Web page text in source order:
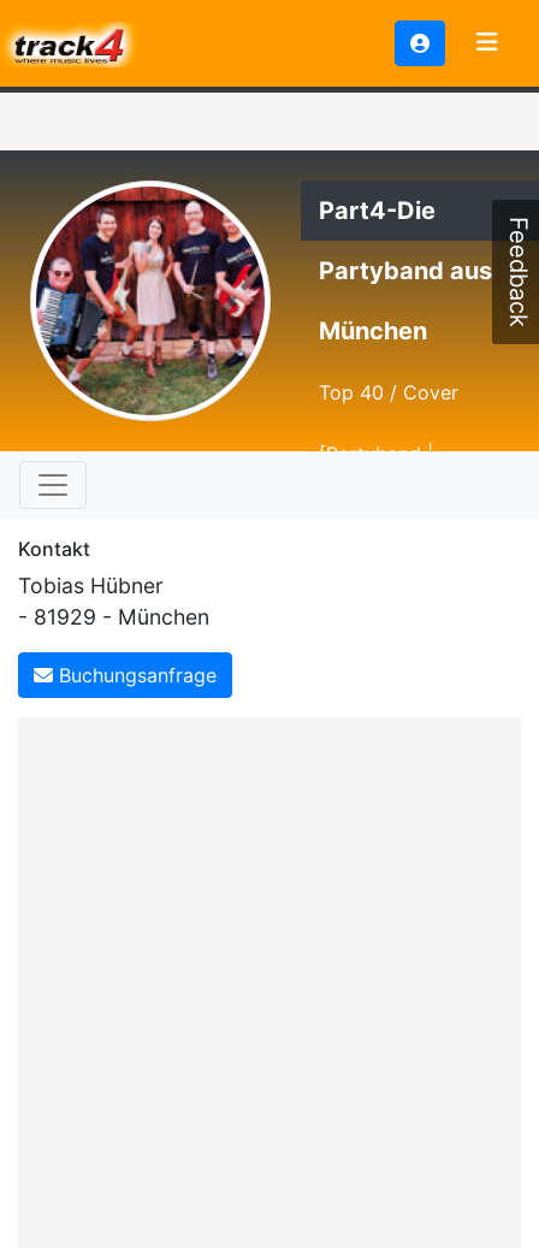
Part4-Die
Partyband aus
München
Top 40 / Cover
[Partyband |
Kontakt
Tobias Hübner
- 81929 - München
Buchungsanfrage
Feedback